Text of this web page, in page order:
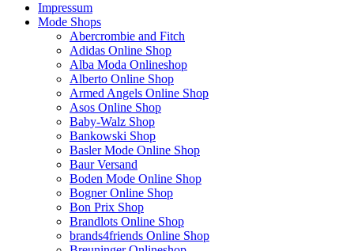
Impressum
Mode Shops
Abercrombie and Fitch
Adidas Online Shop
Alba Moda Onlineshop
Alberto Online Shop
Armed Angels Online Shop
Asos Online Shop
Baby-Walz Shop
Bankowski Shop
Basler Mode Online Shop
Baur Versand
Boden Mode Online Shop
Bogner Online Shop
Bon Prix Shop
Brandlots Online Shop
brands4friends Online Shop